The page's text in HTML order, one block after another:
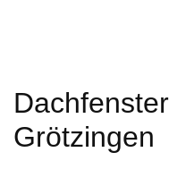
Grötzingen